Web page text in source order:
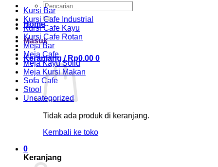
Pencarian
untuk:
Home
Masuk
Keranjang / Rp0.00 0
Tidak ada produk di keranjang.
Kembali ke toko
0
Keranjang
Kursi Bar
Kursi Cafe Industrial
Kursi Cafe Kayu
Kursi Cafe Rotan
Meja Bar
Meja Cafe
Meja Kayu Solid
Meja Kursi Makan
Sofa Cafe
Stool
Uncategorized